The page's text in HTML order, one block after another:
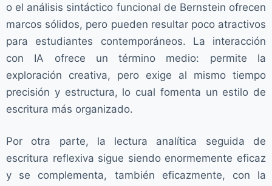
o el análisis sintáctico funcional de Bernstein ofrecen
marcos sólidos, pero pueden resultar poco atractivos
para estudiantes contemporáneos. La interacción
con IA ofrece un término medio: permite la
exploración creativa, pero exige al mismo tiempo
precisión y estructura, lo cual fomenta un estilo de
escritura más organizado.
Por otra parte, la lectura analítica seguida de
escritura reflexiva sigue siendo enormemente eficaz
y se complementa, también eficazmente, con la